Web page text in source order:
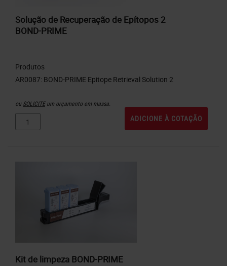
Solução de Recuperação de Epítopos 2
BOND-PRIME
Produtos
ou SOLICITEum orçamento em massa.
ADICIONE À COTAÇÃO
Kit de limpeza BOND-PRIME